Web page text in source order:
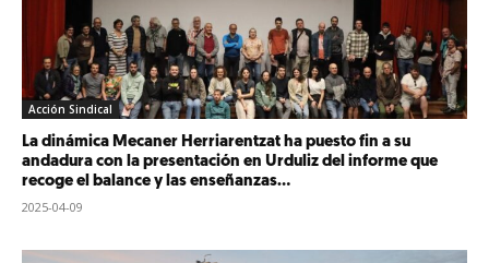
Acción Sindical
La dinámica Mecaner Herriarentzat ha puesto fin a su
andadura con la presentación en Urduliz del informe que
recoge el balance y las enseñanzas...
2025-04-09